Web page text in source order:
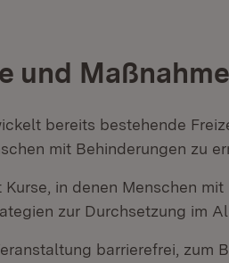
und
bereits bestehende
mit Behinderungen zu
in denen Menschen mit
zur Durchsetzung im
barrierefrei, zum